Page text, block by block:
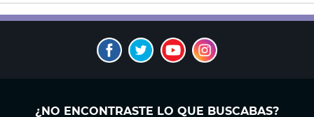
¿NO ENCONTRASTE LO QUE BUSCABAS?